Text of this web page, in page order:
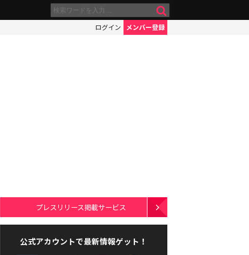
ログイン メンバー登録
プレスリリース掲載サービス
公式アカウントで最新情報ゲット！